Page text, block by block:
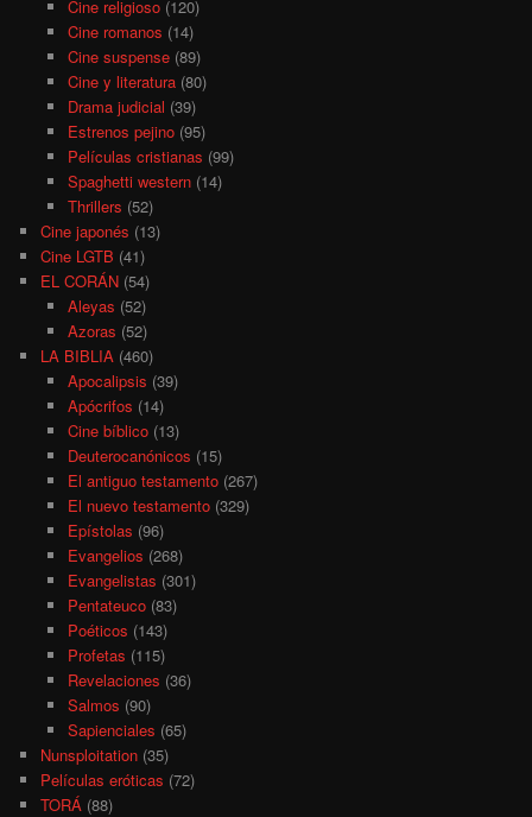
Cine religioso(120)
Cine romanos (14)
Cine suspense(89)
Cine y literatura(80)
Drama judicial (39)
Estrenos pejino(95)
Películas cristianas (99)
Spaghetti western(14)
Thrillers (52)
Cine japonés (13)
Cine LGTB (41)
EL CORÁN (54)
Aleyas (52)
Azoras (52)
LA BIBLIA (460)
Apocalipsis (39)
Apócrifos (14)
Cine bíblico(13)
Deuterocanónicos (15)
El antiguo testamento(267)
El nuevo testamento(329)
Epístolas (96)
Evangelios (268)
Evangelistas (301)
Pentateuco(83)
Poéticos (143)
Profetas (115)
Revelaciones (36)
Salmos (90)
Sapienciales (65)
Nunsploitation (35)
Películas eróticas (72)
TORÁ (88)